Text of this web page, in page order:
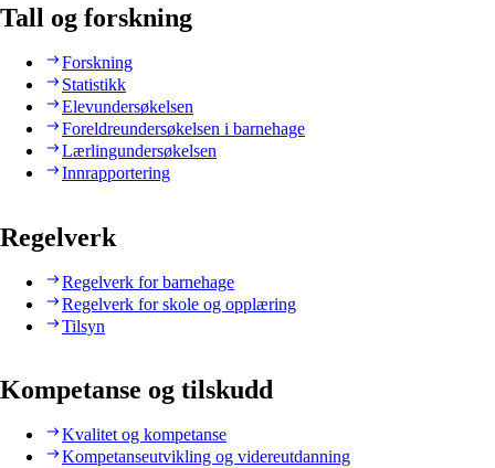
Tall og forskning
Forskning
Statistikk
Elevundersøkelsen
Foreldreundersøkelsen i barnehage
Lærlingundersøkelsen
Innrapportering
Regelverk
Regelverk for barnehage
Regelverk for skole og opplæring
Tilsyn
Kompetanse og tilskudd
Kvalitet og kompetanse
Kompetanseutvikling og videreutdanning